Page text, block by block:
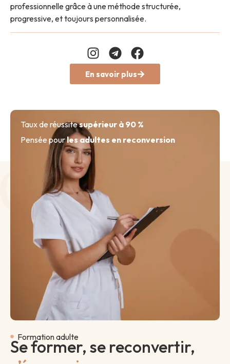
professionnelle grâce à une méthode structurée,
progressive, et toujours personnalisée.
En savoir plus
Taux de réussitesupérieur à 90 %
Pensée pourles adultes en reconversion
Formation adulte
Se former, se reconvertir,